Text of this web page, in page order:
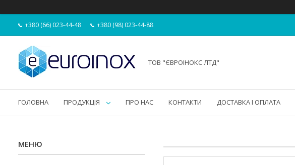
+380 (66) 023-44-48 +380 (98) 023-44-88
ТОВ "ЄВРОІНОКС ЛТД"
ГОЛОВНА ПРОДУКЦІЯ ПРО НАС КОНТАКТИ ДОСТАВКА І ОПЛАТА